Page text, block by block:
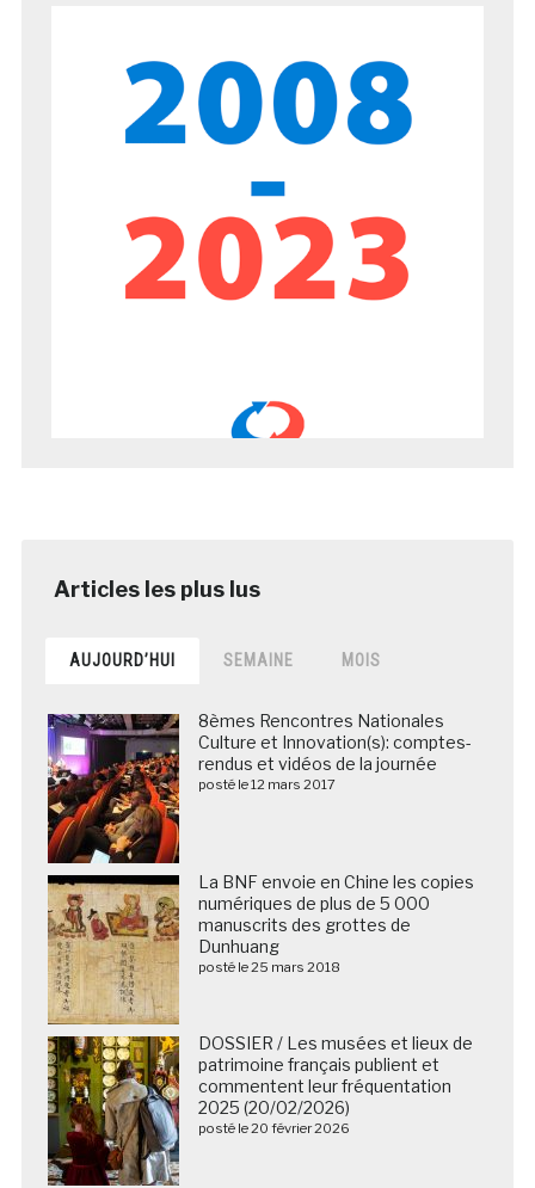
AUJOURD’HUI SEMAINE MOIS
8èmes Rencontres Nationales
Culture et Innovation(s): comptes-
rendus et vidéos de la journée
posté le 12 mars 2017
La BNF envoie en Chine les copies
numériques de plus de 5 000
manuscrits des grottes de
Dunhuang
posté le 25 mars 2018
DOSSIER / Les musées et lieux de
patrimoine français publient et
commentent leur fréquentation
2025 (20/02/2026)
posté le 20 février 2026